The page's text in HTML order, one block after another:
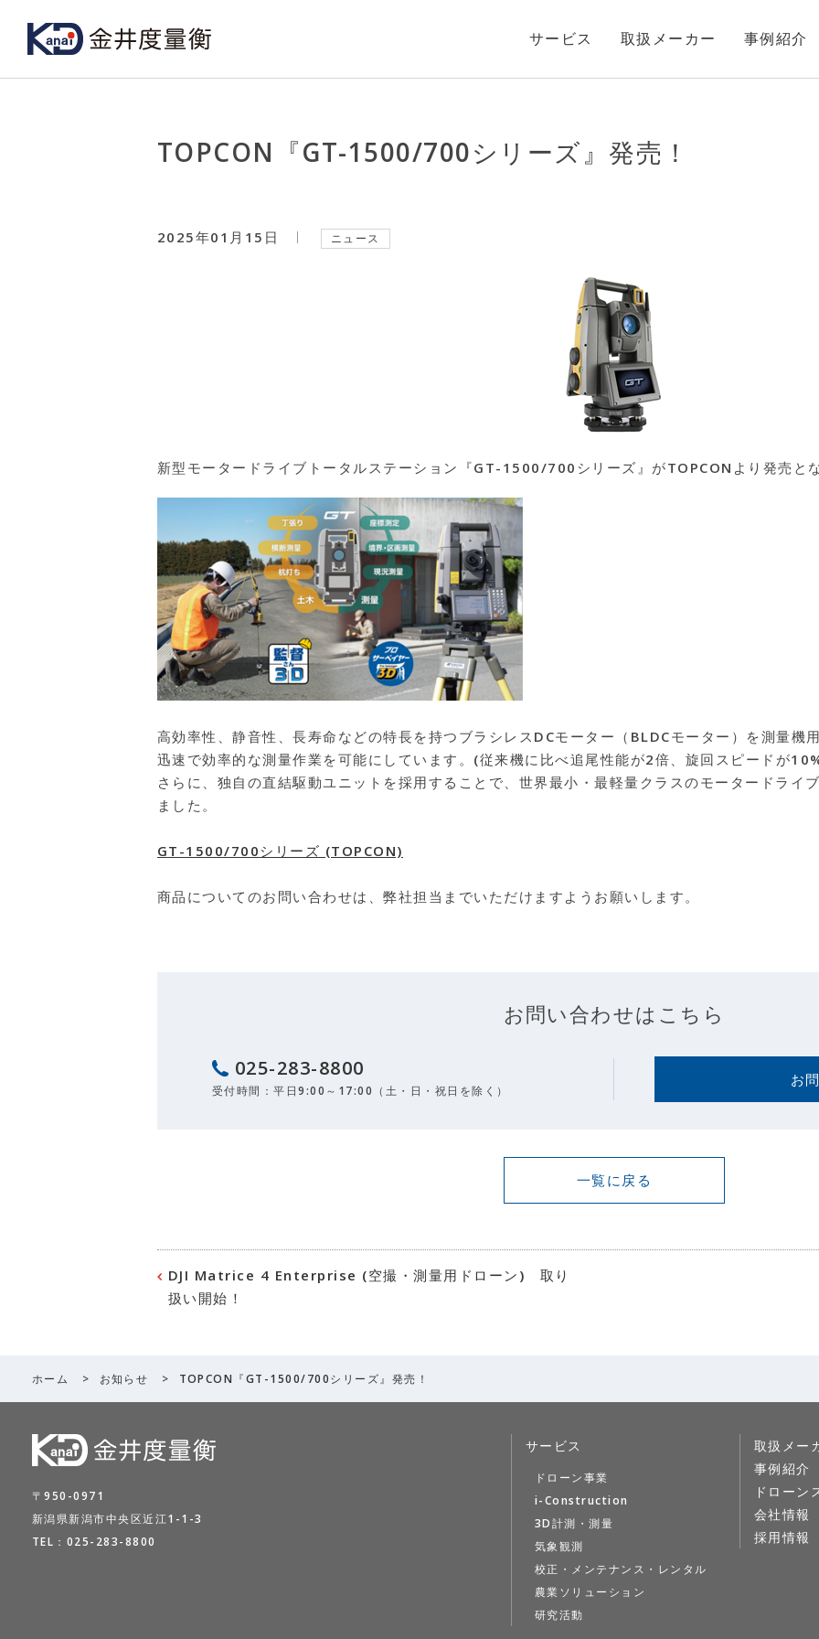
サービス 取扱メーカー 事例紹介
TOPCON『GT-1500/700シリーズ』発売！
2025年01月15日 ニュース
新型モータードライブトータルステーション『GT-1500/700シリーズ』がTOPCONより発売とな
高効率性、静音性、長寿命などの特長を持つブラシレスDCモーター（BLDCモーター）を測量機
迅速で効率的な測量作業を可能にしています。(従来機に比べ追尾性能が2倍、旋回スピードが
さらに、独自の直結駆動ユニットを採用することで、世界最小・最軽量クラスのモータードライ
ました。
GT-1500/700シリーズ (TOPCON)
商品についてのお問い合わせは、弊社担当までいただけますようお願いします。
お問い合わせはこちら
025-283-8800
受付時間：平日9:00～17:00（土・日・祝日を除く）
お
一覧に戻る
DJI Matrice 4 Enterprise (空撮・測量用ドローン) 取り
扱い開始！
ホーム > お知らせ > TOPCON『GT-1500/700シリーズ』発売！
〒950-0971
新潟県新潟市中央区近江1-1-3
TEL： 025-283-8800
サービス
ドローン事業
i-Construction
3D計測・測量
気象観測
校正・メンテナンス・レンタル
農業ソリューション
研究活動
取扱メー
事例紹介
ドローン
会社情報
採用情報